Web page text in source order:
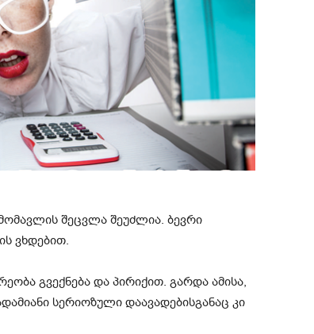
შეცვლა შეუძლია. ბევრი
ვხდებით.
გვექნება და პირიქით. გარდა ამისა,
სერიოზული დაავადებისგანაც კი